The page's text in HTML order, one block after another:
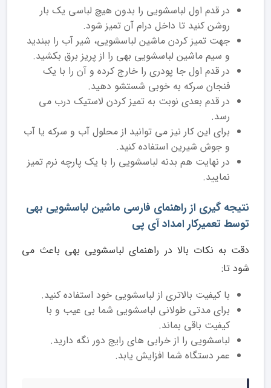
در قدم اول لباسشویی را بدون هیچ لباسی یک بار
روشن کنید تا داخل درام آن تمیز شود.
جهت تمیز کردن ماشین لباسشویی، شیر آب را ببندید
و سیم ماشین لباسشویی بهی را از پریز برق بکشید.
در قدم اول جا پودری را خارج کرده و آن را با یک
فنجان سرکه به خوبی شستشو دهید.
در قدم بعدی نوبت به تمیز کردن لاستیک درب می
رسد.
برای این کار نیز می توانید از محلول آب و سرکه یا آب
و جوش شیرین استفاده کنید.
در نهایت هم بدنه لباسشویی را با یک پارچه نرم تمیز
نمایید.
نتیجه گیری از راهنمای فارسی ماشین لباسشویی بهی
توسط تعمیرکار امداد آی پی
دقت به نکات بالا در راهنمای لباسشویی بهی باعث می
شود تا:
با کیفیت بالاتری از لباسشویی خود استفاده کنید.
برای مدتی طولانی لباسشویی شما بی عیب و با
کیفیت باقی بماند.
لباسشویی را از خرابی های رایج دور نگه دارید.
عمر دستگاه شما افزایش یابد.